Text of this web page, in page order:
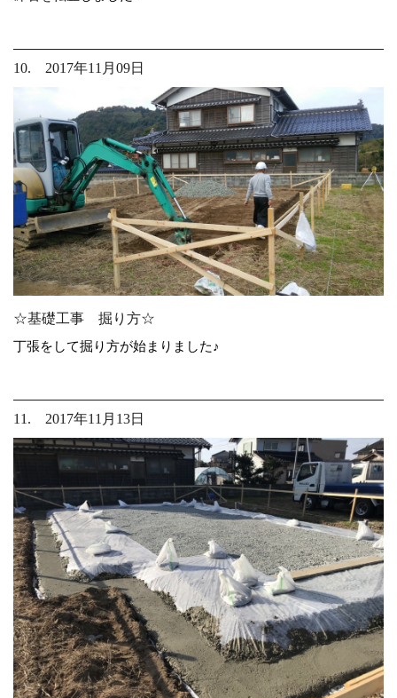
10. 2017年11月09日
☆基礎工事 掘り方☆
丁張をして掘り方が始まりました♪
11. 2017年11月13日